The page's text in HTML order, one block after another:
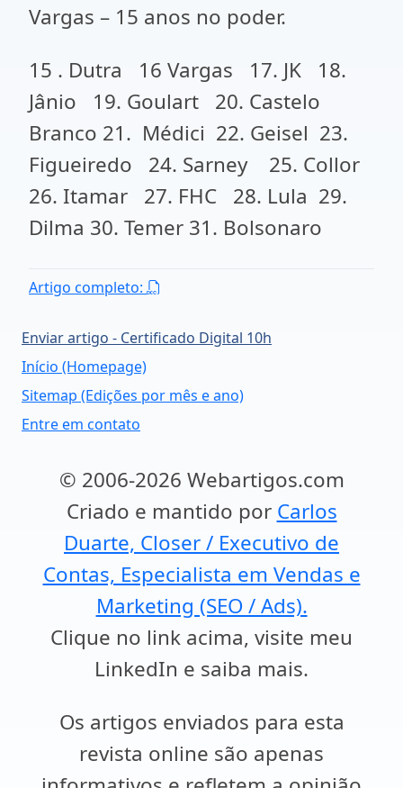
Vargas – 15 anos no poder.
15 . Dutra 16 Vargas 17. JK 18.
Jânio 19. Goulart 20. Castelo
Branco 21. Médici 22. Geisel 23.
Figueiredo 24. Sarney 25. Collor
26. Itamar 27. FHC 28. Lula 29.
Dilma 30. Temer 31. Bolsonaro
Artigo completo:
Enviar artigo - Certificado Digital 10h
Início (Homepage)
Sitemap (Edições por mês e ano)
Entre em contato
© 2006-2026 Webartigos.com
Criado e mantido por Carlos
Duarte, Closer / Executivo de
Contas, Especialista em Vendas e
Marketing (SEO / Ads).
Clique no link acima, visite meu
LinkedIn e saiba mais.
Os artigos enviados para esta
revista online são apenas